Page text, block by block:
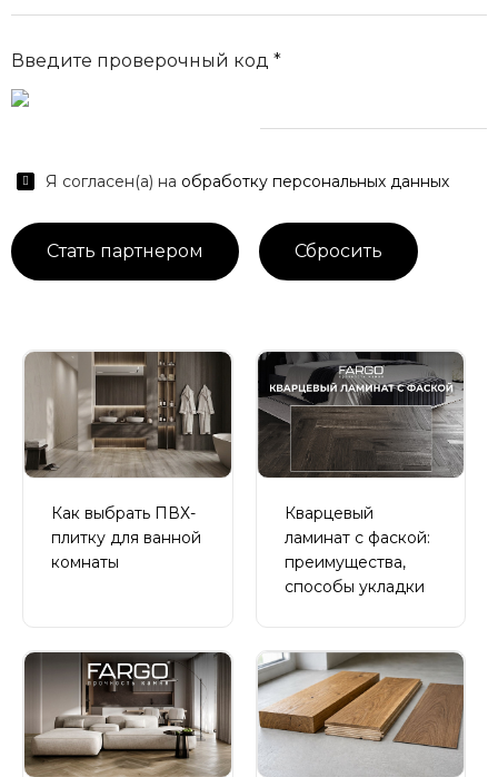
Введите проверочный код *
Я согласен(а) на обработку персональных данных
Как выбрать ПВХ-
плитку для ванной
комнаты
Кварцевый
ламинат с фаской:
преимущества,
способы укладки